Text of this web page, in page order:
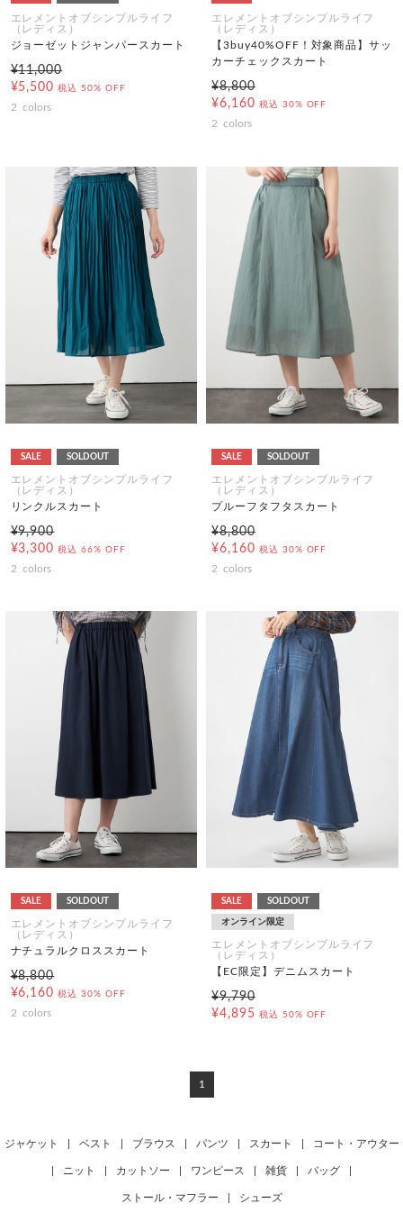
エレメントオブシンプルライフ
（レディス）
ジョーゼットジャンパースカート
¥11,000
¥5,500 税込 50% OFF
2 colors
エレメントオブシンプルライフ
（レディス）
【3buy40%OFF！対象商品】サッ
カーチェックスカート
¥8,800
¥6,160 税込 30% OFF
2 colors
SALE SOLDOUT
エレメントオブシンプルライフ
（レディス）
リンクルスカート
¥9,900
¥3,300 税込 66% OFF
2 colors
SALE SOLDOUT
エレメントオブシンプルライフ
（レディス）
プルーフタフタスカート
¥8,800
¥6,160 税込 30% OFF
2 colors
SALE SOLDOUT
エレメントオブシンプルライフ
（レディス）
ナチュラルクロススカート
¥8,800
¥6,160 税込 30% OFF
2 colors
SALE SOLDOUT
オンライン限定
エレメントオブシンプルライフ
（レディス）
【EC限定】デニムスカート
¥9,790
¥4,895 税込 50% OFF
1
ジャケット ベスト ブラウス パンツ スカート コート・アウター
ニット カットソー ワンピース 雑貨 バッグ
ストール・マフラー シューズ